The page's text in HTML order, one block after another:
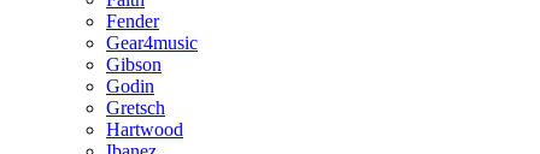
Fender
Gear4music
Gibson
Godin
Gretsch
Hartwood